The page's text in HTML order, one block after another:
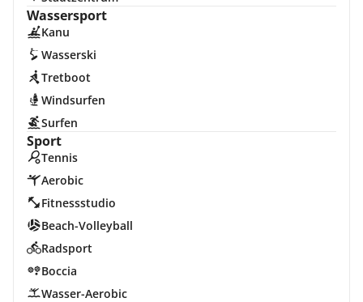
Wassersport
Kanu
Wasserski
Tretboot
Windsurfen
Surfen
Sport
Tennis
Aerobic
Fitnessstudio
Beach-Volleyball
Radsport
Boccia
Wasser-Aerobic